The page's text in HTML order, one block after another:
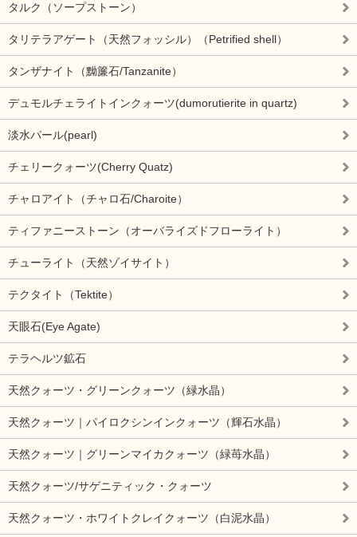
タルク（ソープストーン）
タリテラアゲート（天然フォッシル）（Petrified shell）
タンザナイト（黝簾石/Tanzanite）
デュモルチェライトインクォーツ(dumorutierite in quartz)
淡水パール(pearl)
チェリークォーツ(Cherry Quatz)
チャロアイト（チャロ石/Charoite）
ティファニーストーン（オーバライズドフローライト）
チューライト（天然ゾイサイト）
テクタイト（Tektite）
天眼石(Eye Agate)
テラヘルツ鉱石
天然クォーツ・グリーンクォーツ（緑水晶）
天然クォーツ｜パイロクシンインクォーツ（輝石水晶）
天然クォーツ｜グリーンマイカクォーツ（緑苺水晶）
天然クォーツ/サゲニティック・クォーツ
天然クォーツ・ホワイトクレイクォーツ（白泥水晶）